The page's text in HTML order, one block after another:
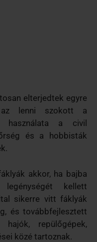
elterjedtek egyre
az lenni szokott a
használata a civil
és a hobbisták
akkor, ha bajba
kellett
sikerre vitt fáklyák
és továbbfejlesztett
repülőgépek,
közé tartoznak.